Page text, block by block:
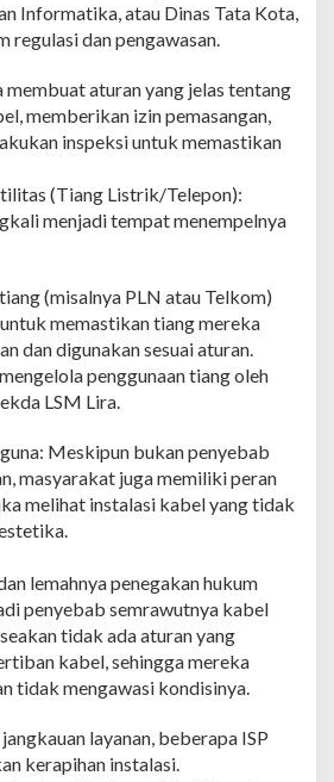
Informatika, atau Dinas Tata Kota,
regulasi dan pengawasan.
membuat aturan yang jelas tentang
memberikan izin pemasangan,
inspeksi untuk memastikan
(Tiang Listrik/Telepon):
menjadi tempat menempelnya
(misalnya PLN atau Telkom)
memastikan tiang mereka
dan digunakan sesuai aturan.
penggunaan tiang oleh
LSM Lira.
Meskipun bukan penyebab
masyarakat juga memiliki peran
melihat instalasi kabel yang tidak
lemahnya penegakan hukum
penyebab semrawutnya kabel
tidak ada aturan yang
kabel, sehingga mereka
tidak mengawasi kondisinya.
layanan, beberapa ISP
kerapihan instalasi.